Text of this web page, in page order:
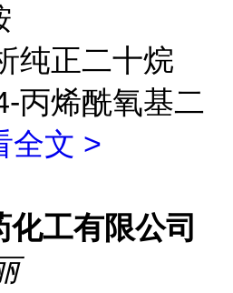
纯正二十烷
丙烯酰氧基二
全文 >
工有限公司